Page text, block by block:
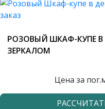
РОЗОВЫЙ ШКАФ-КУПЕ
ЗЕРКАЛОМ
Цена за